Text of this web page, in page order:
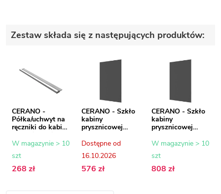
Zestaw składa się z następujących produktów:
CERANO -
Półka/uchwyt na
ręczniki do kabiny
walk-in - 8-10
do 160 cm
W magazynie > 10
szt
268 zł
CERANO - Szkło
kabiny
prysznicowej
szkło grafitowe -
Dostępne od
16.10.2026
576 zł
CERANO - Szkło
kabiny
prysznicowej
szkło grafitowe -
W magazynie > 10
szt
808 zł